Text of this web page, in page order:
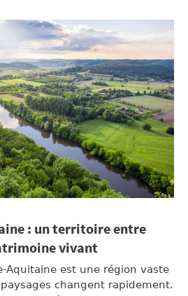
: un territoire entre
vivant
Aquitaine est une région vaste
changent rapidement.